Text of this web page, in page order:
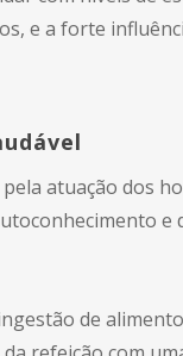
e a forte
atuação dos
e
de